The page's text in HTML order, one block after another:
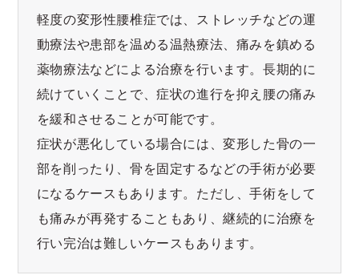
軽度の変形性腰椎症では、ストレッチなどの運
動療法や患部を温める温熱療法、痛みを鎮める
薬物療法などによる治療を行います。長期的に
続けていくことで、症状の進行を抑え腰の痛み
を緩和させることが可能です。
症状が悪化している場合には、変形した骨の一
部を削ったり、骨を固定するなどの手術が必要
になるケースもあります。ただし、手術をして
も痛みが再発することもあり、継続的に治療を
行い完治は難しいケースもあります。